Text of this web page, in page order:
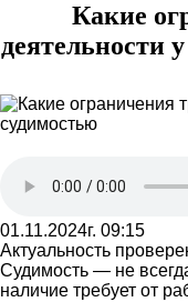
Какие
деятельности
01.11.2024г. 09:15
Актуальность
Судимость — не
наличие требует от